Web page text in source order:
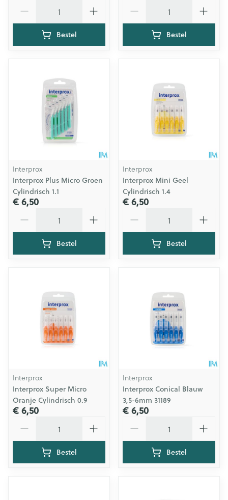
Bestel Bestel
Interprox
Interprox Plus Micro Groen
Cylindrisch 1.1
€ 6,50
Bestel
Interprox
Interprox Mini Geel
Cylindrisch 1.4
€ 6,50
Bestel
Interprox
Interprox Super Micro
Oranje Cylindrisch 0.9
€ 6,50
Bestel
Interprox
Interprox Conical Blauw
3,5-6mm 31189
€ 6,50
Bestel